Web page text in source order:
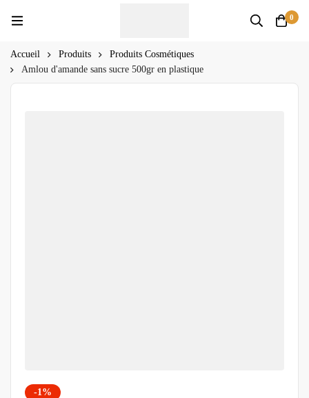
0
Accueil Produits
Produits Cosmétiques
Amlou d'amande sans sucre 500gr en plastique
-1%